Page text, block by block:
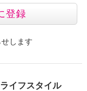
登録
します
イフスタイル